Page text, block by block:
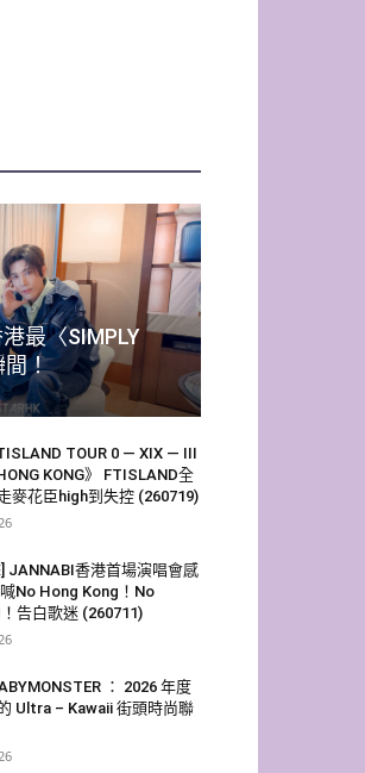
最〈SIMPLY
間！
TOUR 0 — XIX — III
KONG》 FTISLAND全
麥花臣high到失控 (260719)
JANNABI香港首場演唱會感
No Hong Kong！No
告白歌迷 (260711)
： 2026 年度
Ultra – Kawaii 街頭時尚聯